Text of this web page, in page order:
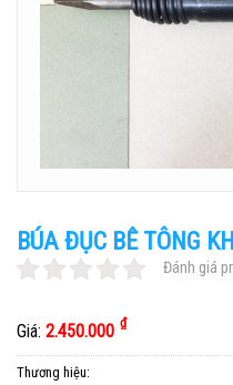
BÚA ĐỤC BÊ TÔNG
Đánh giá
Giá: 2.450.000 ₫
Thương hiệu: